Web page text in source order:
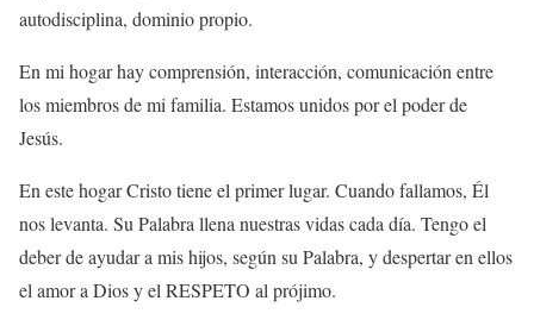
autodisciplina, dominio propio.
En mi hogar hay comprensión, interacción, comunicación entre
los miembros de mi familia. Estamos unidos por el poder de
Jesús.
En este hogar Cristo tiene el primer lugar. Cuando fallamos, Él
nos levanta. Su Palabra llena nuestras vidas cada día. Tengo el
deber de ayudar a mis hijos, según su Palabra, y despertar en ellos
el amor a Dios y el RESPETO al prójimo.